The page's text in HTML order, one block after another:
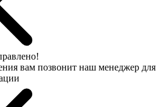
вам позвонит наш менеджер для